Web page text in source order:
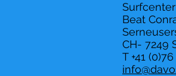
Beat
CH- 7249
T +41